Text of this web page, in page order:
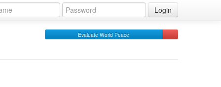
Login
Evaluate World Peace